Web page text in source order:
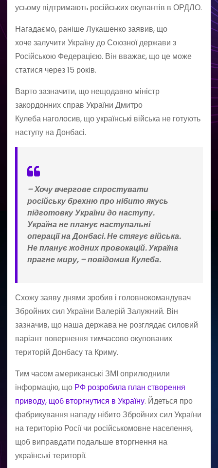
усьому підтримають російських окупантів в ОРДЛО.
Нагадаємо, раніше Лукашенко заявив, що
хоче залучити Україну до Союзної держави з
Російською Федерацією. Він вважає, що це може
статися через 15 років.
Варто зазначити, що нещодавно міністр
закордонних справ України Дмитро
Кулеба наголосив, що українські війська не готують
наступу на Донбасі.
– Хочу вчергове спростувати
російську брехню про нібито якусь
підготовку України до наступу.
Україна не планує наступальні
операції на Донбасі. Не стягує війська.
Не планує жодних провокацій. Україна
прагне миру, – повідомив Кулеба.
Схожу заяву днями зробив і головнокомандувач
Збройних сил України Валерій Залужний. Він
зазначив, що наша держава не розглядає силовий
варіант повернення тимчасово окупованих
територій Донбасу та Криму.
Тим часом американські ЗМІ оприлюднили
інформацію, що РФ розробила план створення
приводу, щоб вторгнутися в Україну. Йдеться про
фабрикування нападу нібито Збройних сил України
на територію Росії чи російськомовне населення,
щоб виправдати подальше вторгнення на
українські території.